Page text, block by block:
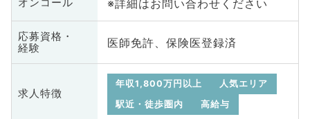
オンコール ※詳細はお問い合わせください
応募資格・
経験
医師免許、保険医登録済
求人特徴
年収1,800万円以上
人気エリア
駅近・徒歩圏内
高給与